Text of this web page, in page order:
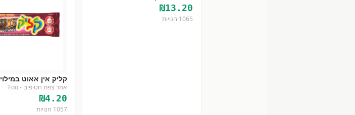
₪13.20
1065 חנויות
קליק אין אאוט במילוי
אתר צפת חטיפים - Foo
₪4.20
1057 חנויות